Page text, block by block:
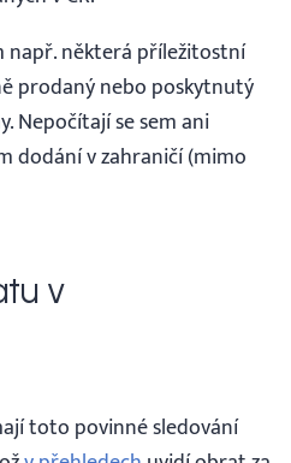
např. některá příležitostní
prodaný nebo poskytnutý
Nepočítají se sem ani
dodání v zahraničí (mimo
v
toto povinné sledování